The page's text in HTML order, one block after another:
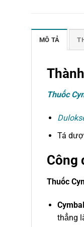
MÔ TẢ
Thuốc
Tá
Công
Thuốc
thẳng